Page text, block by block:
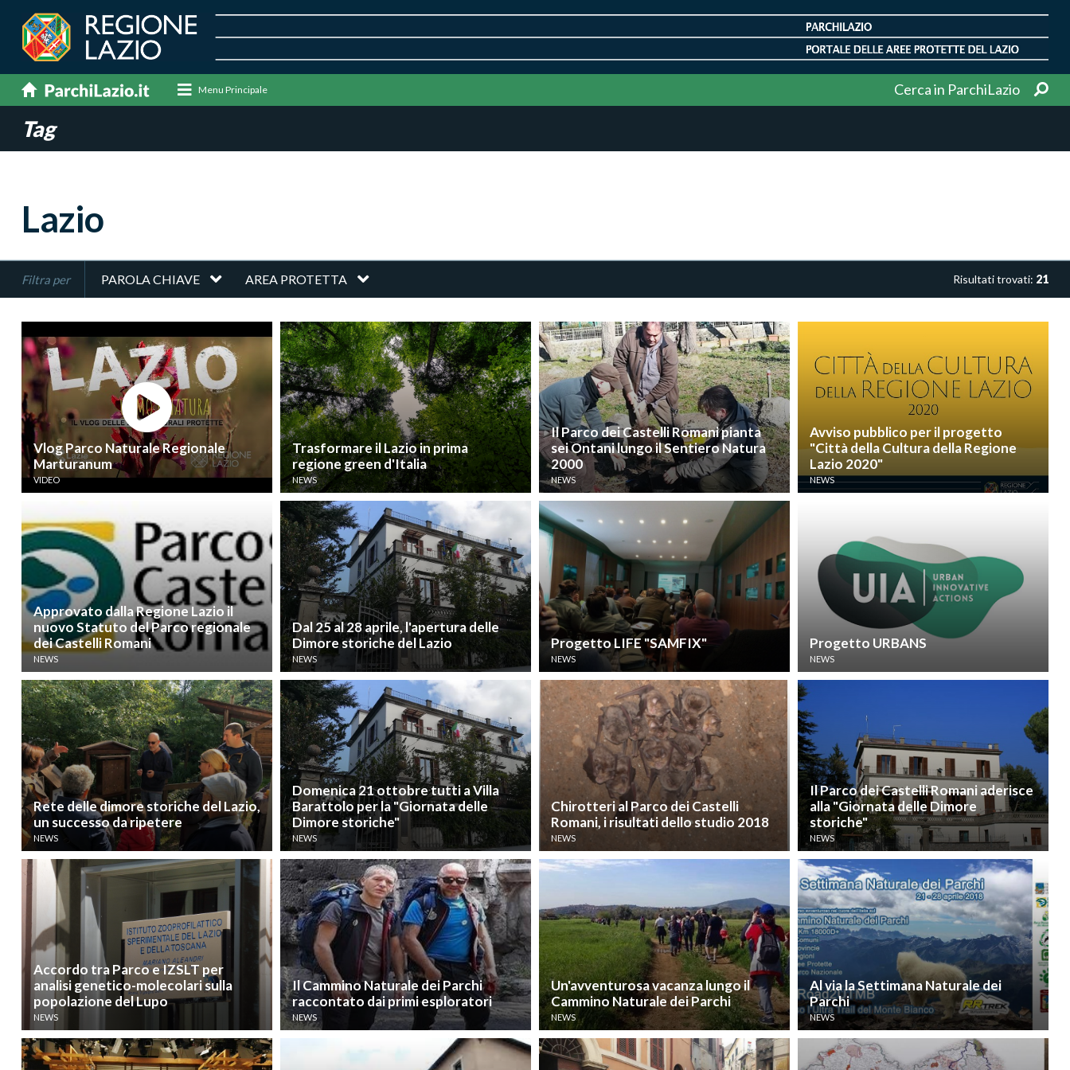
Cerca in ParchiLazio
Menu Principale
Tag
Lazio
Filtra per Risultati trovati: 21
PAROLA CHIAVE AREA PROTETTA
Vlog Parco Naturale Regionale
Marturanum
VIDEO
Trasformare il Lazio in prima
regione green d'Italia
NEWS
Il Parco dei Castelli Romani pianta
sei Ontani lungo il Sentiero Natura
2000
NEWS
Avviso pubblico per il progetto
"Città della Cultura della Regione
Lazio 2020"
NEWS
Approvato dalla Regione Lazio il
nuovo Statuto del Parco regionale
dei Castelli Romani
NEWS
Dal 25 al 28 aprile, l'apertura delle
Dimore storiche del Lazio
NEWS
Progetto LIFE "SAMFIX"
NEWS
Progetto URBANS
NEWS
Rete delle dimore storiche del Lazio,
un successo da ripetere
NEWS
Domenica 21 ottobre tutti a Villa
Barattolo per la "Giornata delle
Dimore storiche"
NEWS
Chirotteri al Parco dei Castelli
Romani, i risultati dello studio 2018
NEWS
Il Parco dei Castelli Romani aderisce
alla "Giornata delle Dimore
storiche"
NEWS
Accordo tra Parco e IZSLT per
analisi genetico-molecolari sulla
popolazione del Lupo
NEWS
Il Cammino Naturale dei Parchi
raccontato dai primi esploratori
NEWS
Un'avventurosa vacanza lungo il
Cammino Naturale dei Parchi
NEWS
Al via la Settimana Naturale dei
Parchi
NEWS